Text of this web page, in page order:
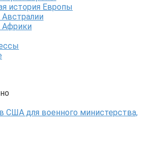
история Европы
Африки
США для военного министерства,